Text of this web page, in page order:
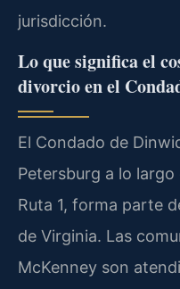
jurisdicción.
Lo que significa el
divorcio en el
El Condado de
Petersburg a lo
Ruta 1, forma parte
de Virginia. Las
McKenney son